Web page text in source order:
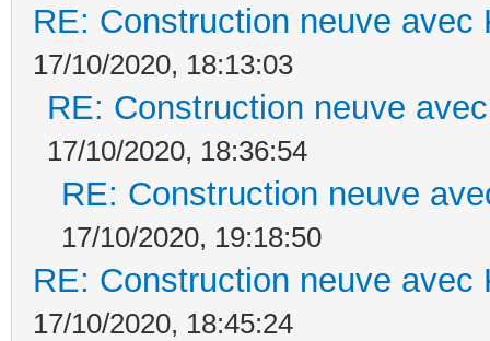
RE: Construction neuve avec
17/10/2020, 18:13:03
RE: Construction neuve
17/10/2020, 18:36:54
RE: Construction neuve
17/10/2020, 19:18:50
RE: Construction neuve avec
17/10/2020, 18:45:24